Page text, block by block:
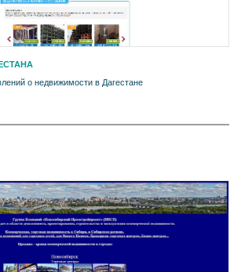
о недвижимости в Дагестане